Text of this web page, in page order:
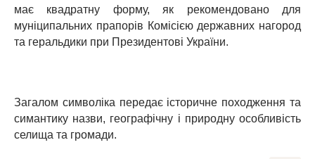
має квадратну форму, як рекомендовано для
муніципальних прапорів Комісією державних нагород
та геральдики при Президентові України.
Загалом символіка передає історичне походження та
симантику назви, географічну і природну особливість
селища та громади.